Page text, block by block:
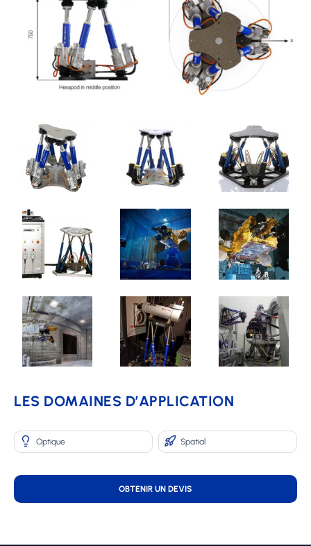
LES DOMAINES D’APPLICATION
Optique Spatial
OBTENIR UN DEVIS